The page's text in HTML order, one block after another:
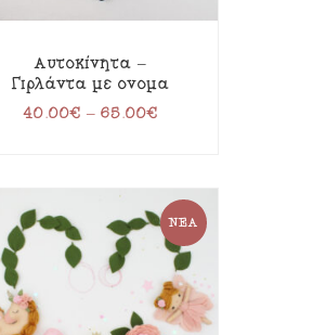
Αυτοκίνητα –
Γιρλάντα με όνομα
40.00€ – 65.00€
ΝΈΑ